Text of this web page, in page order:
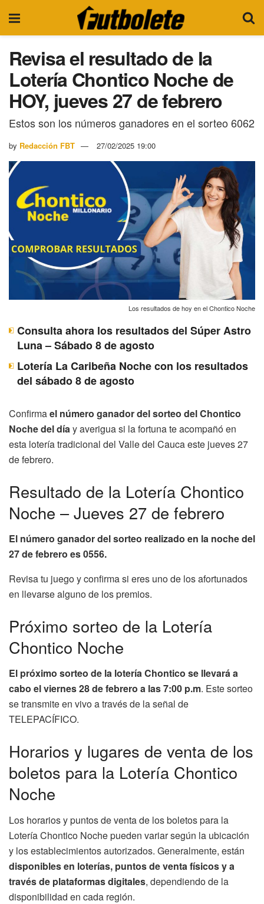
Revisa el resultado de la
Lotería Chontico Noche de
HOY, jueves 27 de febrero
Estos son los números ganadores en el sorteo 6062
by Redacción FBT 27/02/2025 19:00
Los resultados de hoy en el Chontico Noche
Consulta ahora los resultados del Súper Astro
Luna – Sábado 8 de agosto
Lotería La Caribeña Noche con los resultados
del sábado 8 de agosto
Confirmael número ganador del sorteo del Chontico
Noche del díay averigua si la fortuna te acompañó en
esta lotería tradicional del Valle del Cauca este jueves 27
de febrero.
Resultado de la Lotería Chontico
Noche – Jueves 27 de febrero
El número ganador del sorteo realizado en la noche del
27 de febrero es 0556.
Revisa tu juego y confirma si eres uno de los afortunados
en llevarse alguno de los premios.
Próximo sorteo de la Lotería
Chontico Noche
El próximo sorteo de la lotería Chontico se llevará a
cabo el viernes 28 de febrero a las 7:00 p.m. Este sorteo
se transmite en vivo a través de la señal de
TELEPACÍFICO.
Horarios y lugares de venta de los
boletos para la Lotería Chontico
Noche
Los horarios y puntos de venta de los boletos para la
Lotería Chontico Noche pueden variar según la ubicación
y los establecimientos autorizados. Generalmente, están
disponibles en loterías, puntos de venta físicos y a
través de plataformas digitales, dependiendo de la
disponibilidad en cada región.